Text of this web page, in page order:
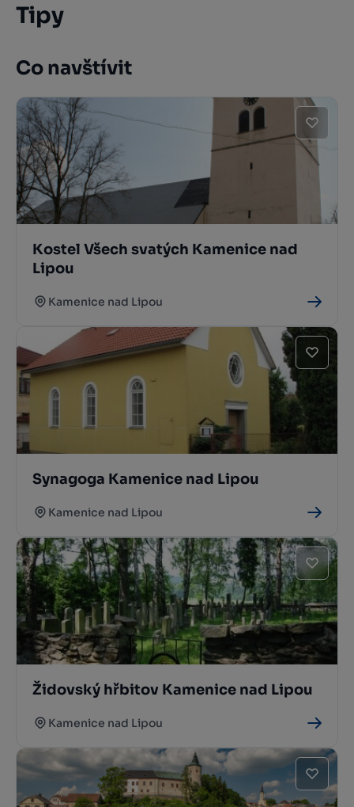
Tipy
Co navštívit
Kostel Všech svatých Kamenice nad
Lipou
Kamenice nad Lipou
Synagoga Kamenice nad Lipou
Kamenice nad Lipou
Židovský hřbitov Kamenice nad Lipou
Kamenice nad Lipou